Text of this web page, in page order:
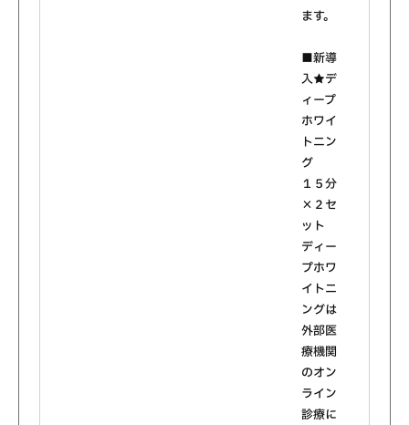
ます。
■新導
入★デ
ィープ
ホワイ
トニン
グ
１５分
×２セ
ット
ディー
プホワ
イトニ
ングは
外部医
療機関
のオン
ライン
診療に